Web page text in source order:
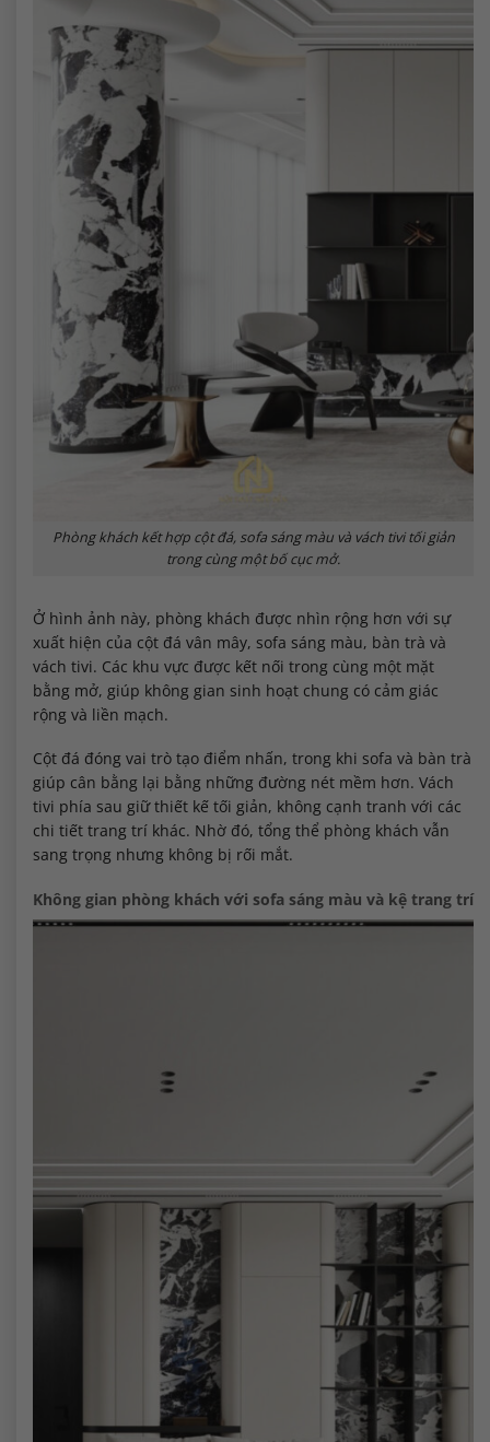
Phòng khách kết hợp cột đá, sofa sáng màu và vách tivi tối giản
trong cùng một bố cục mở.
Ở hình ảnh này, phòng khách được nhìn rộng hơn với sự
xuất hiện của cột đá vân mây, sofa sáng màu, bàn trà và
vách tivi. Các khu vực được kết nối trong cùng một mặt
bằng mở, giúp không gian sinh hoạt chung có cảm giác
rộng và liền mạch.
Cột đá đóng vai trò tạo điểm nhấn, trong khi sofa và bàn trà
giúp cân bằng lại bằng những đường nét mềm hơn. Vách
tivi phía sau giữ thiết kế tối giản, không cạnh tranh với các
chi tiết trang trí khác. Nhờ đó, tổng thể phòng khách vẫn
sang trọng nhưng không bị rối mắt.
Không gian phòng khách với sofa sáng màu và kệ trang trí